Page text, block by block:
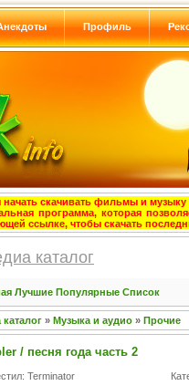
Профиль
скачивать фильмы и музыку
программа, которая
ссылке, чтобы скачать
каталог
Лучшие Популярные Список
» Музыка и аудио » Прочие
/ песня года часть 2
Terminator